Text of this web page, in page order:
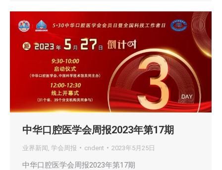
中华口腔医学会周报2023年第17期
业界新闻 学会周报 cndent 2023年5月25日
中华口腔医学会周报2023年第17期